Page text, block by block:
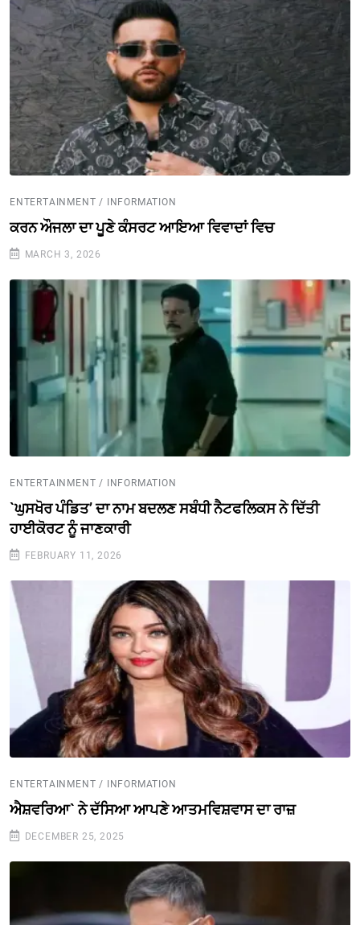
ENTERTAINMENT / INFORMATION
ਕਰਨ ਔਜਲਾ ਦਾ ਪੂਣੇ ਕੰਸਰਟ ਆਇਆ ਵਿਵਾਦਾਂ ਵਿਚ
MARCH 3, 2026
ENTERTAINMENT / INFORMATION
`ਘੁਸਖੋਰ ਪੰਡਿਤ’ ਦਾ ਨਾਮ ਬਦਲਣ ਸਬੰਧੀ ਨੈਟਫਲਿਕਸ ਨੇ ਦਿੱਤੀ
ਹਾਈਕੋਰਟ ਨੂੰ ਜਾਣਕਾਰੀ
FEBRUARY 11, 2026
ENTERTAINMENT / INFORMATION
ਐਸ਼ਵਰਿਆ` ਨੇ ਦੱਸਿਆ ਆਪਣੇ ਆਤਮਵਿਸ਼ਵਾਸ ਦਾ ਰਾਜ਼
DECEMBER 25, 2025